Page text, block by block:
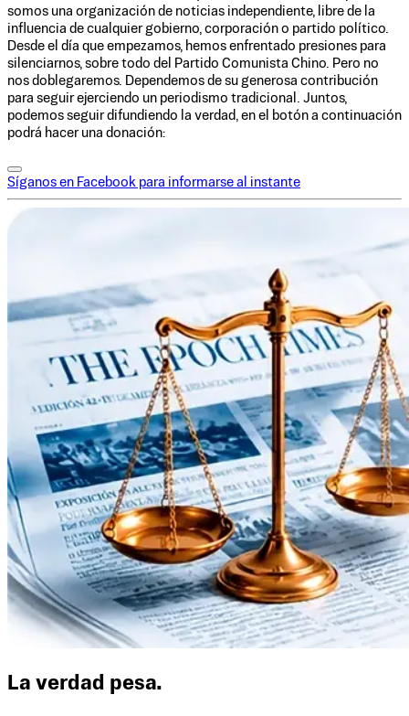
somos una organización de noticias independiente, libre de la
influencia de cualquier gobierno, corporación o partido político.
Desde el día que empezamos, hemos enfrentado presiones para
silenciarnos, sobre todo del Partido Comunista Chino. Pero no
nos doblegaremos. Dependemos de su generosa contribución
para seguir ejerciendo un periodismo tradicional. Juntos,
podemos seguir difundiendo la verdad, en el botón a continuación
podrá hacer una donación:
Síganos en Facebook para informarse al instante
La verdad pesa.